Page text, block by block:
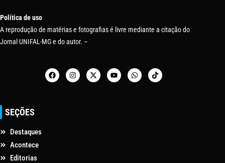
Política de uso
A reprodução de matérias e fotografias é livre mediante a citação do
Jornal UNIFAL-MG e do autor. –
SEÇÕES
Destaques
Acontece
Editorias